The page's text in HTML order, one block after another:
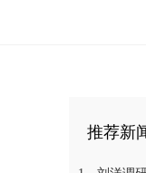
推荐新